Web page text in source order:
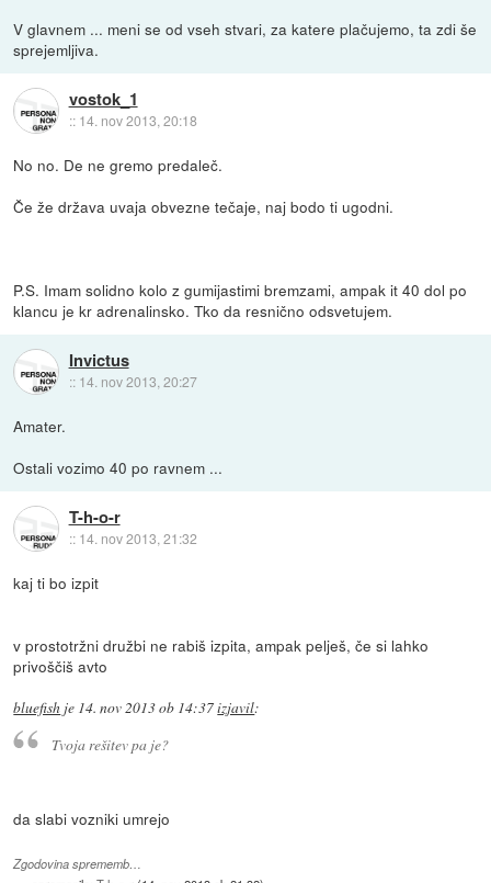
V glavnem ... meni se od vseh stvari, za katere plačujemo, ta zdi še
sprejemljiva.
vostok_1
:: 14. nov 2013, 20:18
No no. De ne gremo predaleč.
Če že država uvaja obvezne tečaje, naj bodo ti ugodni.
P.S. Imam solidno kolo z gumijastimi bremzami, ampak it 40 dol po
klancu je kr adrenalinsko. Tko da resnično odsvetujem.
Invictus
:: 14. nov 2013, 20:27
Amater.
Ostali vozimo 40 po ravnem ...
T-h-o-r
:: 14. nov 2013, 21:32
kaj ti bo izpit
v prostotržni družbi ne rabiš izpita, ampak pelješ, če si lahko
privoščiš avto
bluefish je 14. nov 2013 ob 14:37izjavil:
Tvoja rešitev pa je?
da slabi vozniki umrejo
Zgodovina sprememb…